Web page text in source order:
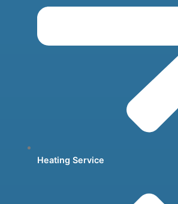
Heating Service